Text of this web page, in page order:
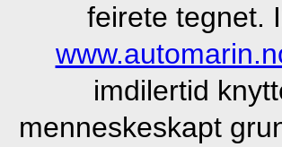
feirete tegnet.
imdilertid
menneskeskapt